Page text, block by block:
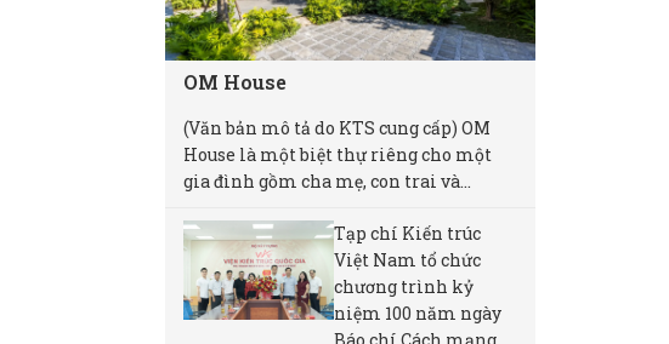
OM House
(Văn bản mô tả do KTS cung cấp) OM
House là một biệt thự riêng cho một
gia đình gồm cha mẹ, con trai và...
Tạp chí Kiến trúc
Việt Nam tổ chức
chương trình kỷ
niệm 100 năm ngày